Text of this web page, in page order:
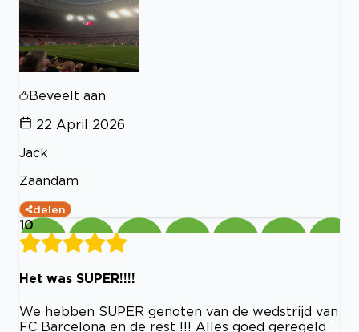
Beveelt aan
22 April 2026
Jack
Zaandam
delen
10
Het was SUPER!!!!
We hebben SUPER genoten van de wedstrijd van
FC Barcelona en de rest !!! Alles goed geregeld